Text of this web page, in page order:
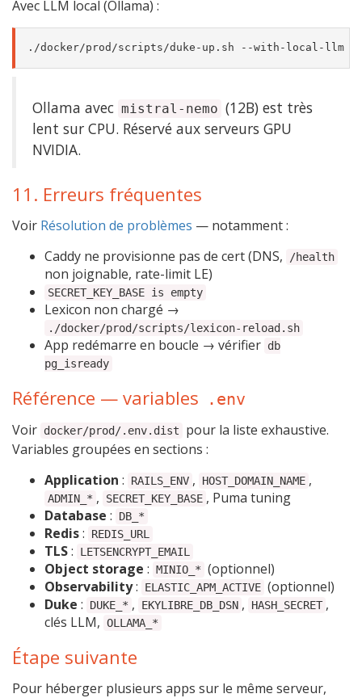
Avec LLM local (Ollama) :
Ollama avec mistral-nemo (12B) est très
lent sur CPU. Réservé aux serveurs GPU
NVIDIA.
11. Erreurs fréquentes
Voir Résolution de problèmes — notamment :
Caddy ne provisionne pas de cert (DNS,
/health
non joignable, rate-limit LE)
SECRET_KEY_BASE is empty
Lexicon non chargé →
./docker/prod/scripts/lexicon-reload.sh
App redémarre en boucle → vérifier db
pg_isready
Référence — variables .env
Voir docker/prod/.env.dist
pour la liste exhaustive.
Variables groupées en sections :
Application : RAILS_ENV , HOST_DOMAIN_NAME ,
ADMIN_* , SECRET_KEY_BASE , Puma tuning
Database : DB_*
Redis: REDIS_URL
TLS: LETSENCRYPT_EMAIL
Object storage : MINIO_* (optionnel)
Observability: ELASTIC_APM_ACTIVE (optionnel)
Duke : DUKE_* , EKYLIBRE_DB_DSN , HASH_SECRET ,
clés LLM, OLLAMA_*
Étape suivante
Pour héberger plusieurs apps sur le même serveur,